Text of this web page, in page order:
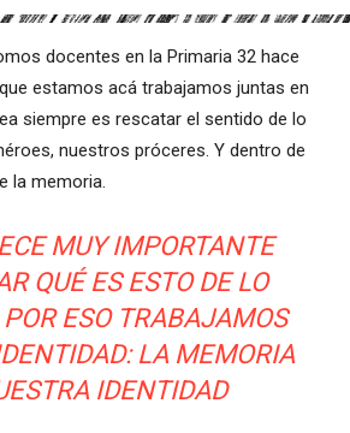
docentes en la Primaria 32 hace
estamos acá trabajamos juntas en
siempre es rescatar el sentido de lo
nuestros próceres. Y dentro de
la memoria.
MUY IMPORTANTE
QUÉ ES ESTO DE LO
ESO TRABAJAMOS
LA MEMORIA
IDENTIDAD